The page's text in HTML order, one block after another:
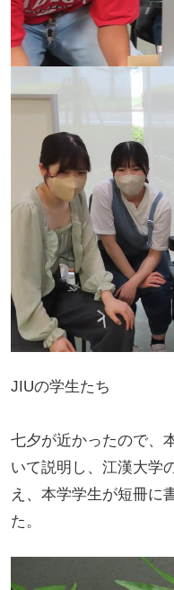
JIUの学生たち
七夕が近かったので、
いて説明し、江漢大学
え、本学学生が短冊に
た。